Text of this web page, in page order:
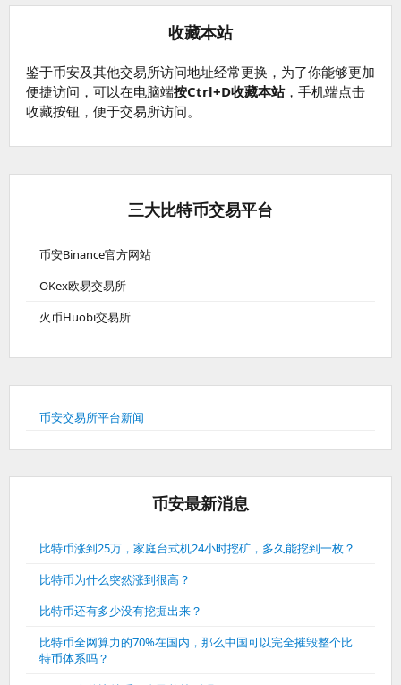
收藏本站
鉴于币安及其他交易所访问地址经常更换，为了你能够更加
便捷访问，可以在电脑端按Ctrl+D收藏本站，手机端点击
收藏按钮，便于交易所访问。
三大比特币交易平台
币安Binance官方网站
OKex欧易交易所
火币Huobi交易所
币安交易所平台新闻
币安最新消息
比特币涨到25万，家庭台式机24小时挖矿，多久能挖到一枚？
比特币为什么突然涨到很高？
比特币还有多少没有挖掘出来？
比特币全网算力的70%在国内，那么中国可以完全摧毁整个比
特币体系吗？